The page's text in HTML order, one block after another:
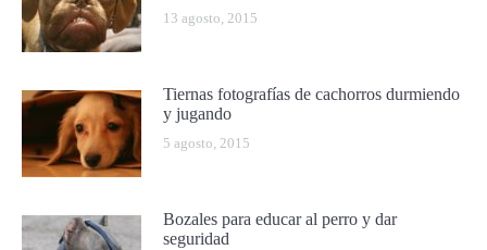
13 agosto, 2015
Tiernas fotografías de cachorros durmiendo
y jugando
5 agosto, 2015
Bozales para educar al perro y dar
seguridad